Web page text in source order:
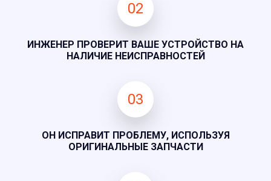
02
ИНЖЕНЕР ПРОВЕРИТ ВАШЕ УСТРОЙСТВО НА
НАЛИЧИЕ НЕИСПРАВНОСТЕЙ
03
ОН ИСПРАВИТ ПРОБЛЕМУ, ИСПОЛЬЗУЯ
ОРИГИНАЛЬНЫЕ ЗАПЧАСТИ